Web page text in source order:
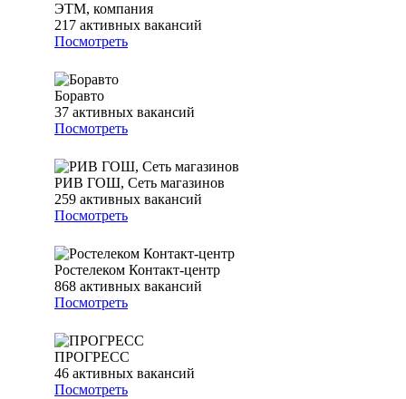
ЭТМ, компания
217 активных вакансий
Посмотреть
Боравто
37 активных вакансий
Посмотреть
РИВ ГОШ, Сеть магазинов
259 активных вакансий
Посмотреть
Ростелеком Контакт-центр
868 активных вакансий
Посмотреть
ПРОГРЕСС
46 активных вакансий
Посмотреть